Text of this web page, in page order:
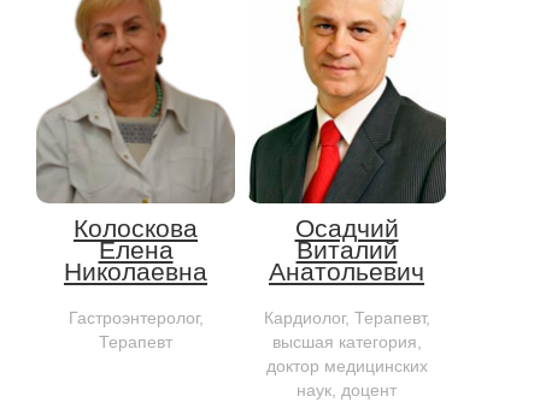
Колоскова
Елена
Николаевна
Гастроэнтеролог,
Терапевт
Осадчий
Виталий
Анатольевич
Кардиолог, Терапевт,
высшая категория,
доктор медицинских
наук, доцент